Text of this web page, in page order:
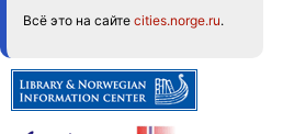
Всё это на сайте cities.norge.ru.